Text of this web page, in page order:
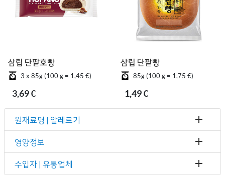
삼립 단팥호빵
3 x 85g (100 g = 1,45 €)
3,69 €
삼립 단팥빵
85g (100 g = 1,75 €)
1,49 €
원재료명 | 알레르기
영양정보
수입자 | 유통업체